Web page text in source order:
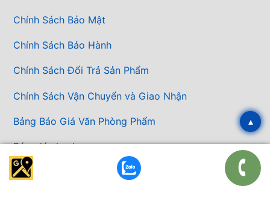
Chính Sách Bảo Mật
Chính Sách Bảo Hành
Chính Sách Đổi Trả Sản Phẩm
Chính Sách Vận Chuyển và Giao Nhận
Bảng Báo Giá Văn Phòng Phẩm
Báo giá nhanh
▴